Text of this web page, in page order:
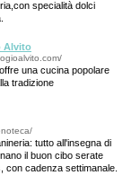
specialità dolci
Alvito
una cucina popolare
tradizione
tutto all'insegna di
il buon cibo serate
con cadenza settimanale.